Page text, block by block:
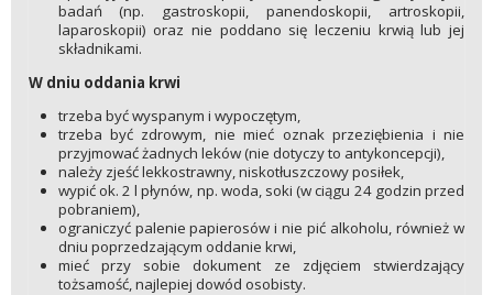
badań (np. gastroskopii, panendoskopii, artroskopii,
laparoskopii) oraz nie poddano się leczeniu krwią lub jej
składnikami.
W dniu oddania krwi
trzeba być wyspanym i wypoczętym,
trzeba być zdrowym, nie mieć oznak przeziębienia i nie
przyjmować żadnych leków (nie dotyczy to antykoncepcji),
należy zjeść lekkostrawny, niskotłuszczowy posiłek,
wypić ok. 2 l płynów, np. woda, soki (w ciągu 24 godzin przed
pobraniem),
ograniczyć palenie papierosów i nie pić alkoholu, również w
dniu poprzedzającym oddanie krwi,
mieć przy sobie dokument ze zdjęciem stwierdzający
tożsamość, najlepiej dowód osobisty.